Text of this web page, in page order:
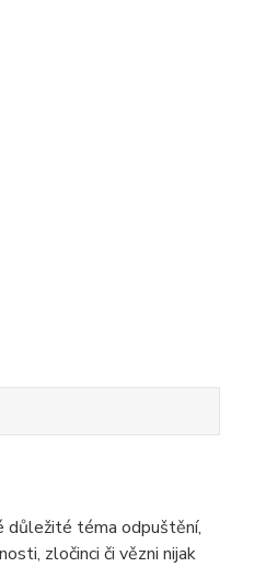
důležité téma odpuštění,
zločinci či vězni nijak